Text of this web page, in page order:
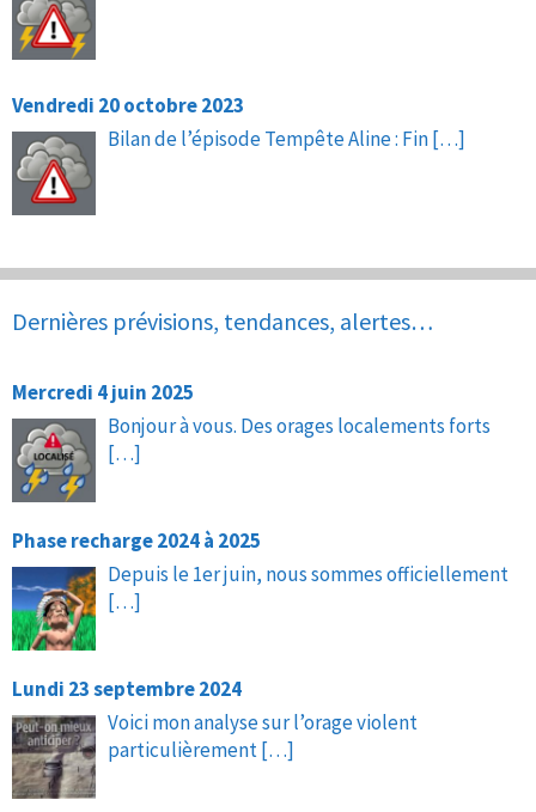
Vendredi 20 octobre 2023
Bilan de l’épisode Tempête Aline : Fin[…]
Dernières prévisions, tendances, alertes…
Mercredi 4 juin 2025
Bonjour à vous. Des orages localements forts
[…]
Phase recharge 2024 à 2025
Depuis le 1er juin, nous sommes officiellement
[…]
Lundi 23 septembre 2024
Voici mon analyse sur l’orage violent
particulièrement[…]